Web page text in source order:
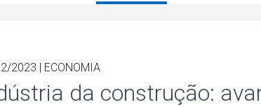
2023 | ECONOMIA
da construção: